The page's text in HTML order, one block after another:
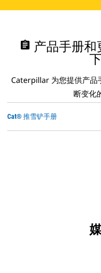
assignment 产品手册
Caterpillar 为您提供产品
断变化
Cat® 推雪铲手册